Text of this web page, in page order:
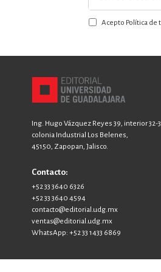
a
nuestroAcepto Política de
Ing. Hugo Vázquez Reyes 39, interior 32-
colonia Industrial Los Belenes,
45150, Zapopan, Jalisco.
Contacto:
+52 33 3640 6326
+52 33 3640 4594
contacto@editorial.udg.mx
ventas@editorial.udg.mx
WhatsApp: +52 33 1433 6869